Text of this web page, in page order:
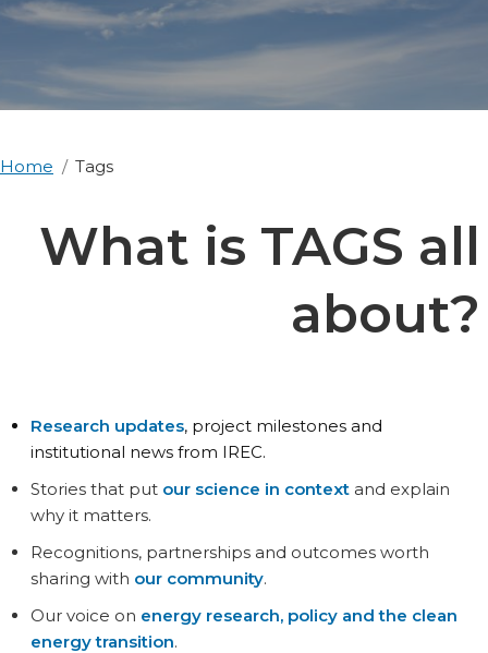
Home Tags
What is TAGS all
about?
Research updates, project milestones and
institutional news from IREC.
Stories that put our science in contextand explain
why it matters.
Recognitions, partnerships and outcomes worth
sharing with our community.
Our voice on energy research, policy and the clean
energy transition.